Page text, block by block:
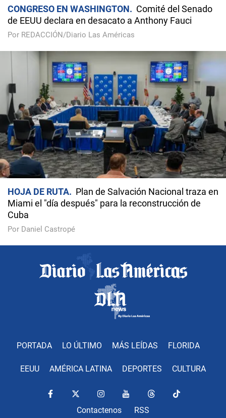
CONGRESO EN WASHINGTON
Comité del Senado
de EEUU declara en desacato a Anthony Fauci
Por REDACCIÓN/Diario Las Américas
HOJA DE RUTA
Plan de Salvación Nacional traza en
Miami el "día después" para la reconstrucción de
Cuba
Por Daniel Castropé
PORTADA LO ÚLTIMO MÁS LEÍDAS FLORIDA
EEUU AMÉRICA LATINA DEPORTES CULTURA
Contactenos RSS